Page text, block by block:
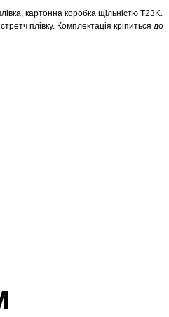
картонна коробка щільністю T23K.
плівку. Комплектація кріпиться до